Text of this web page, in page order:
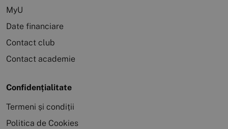
MyU
Date financiare
Contact club
Contact academie
Confidențialitate
Termeni și condiții
Politica de Cookies